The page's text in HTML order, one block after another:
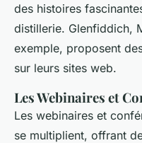
des histoires
distillerie. Glenfiddich,
exemple, proposent
sur leurs sites web.
Les Webinaires et
Les webinaires et
se multiplient, offrant